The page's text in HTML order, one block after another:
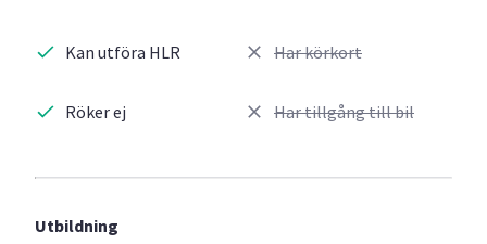
Kan utföra HLR
Röker ej
Har körkort
Har tillgång till bil
Utbildning